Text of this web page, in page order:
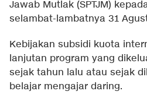
Jawab Mutlak (SPTJM)
selambat-lambatnya 31
Kebijakan subsidi kuota
lanjutan program yang
sejak tahun lalu atau sejak
belajar mengajar daring.